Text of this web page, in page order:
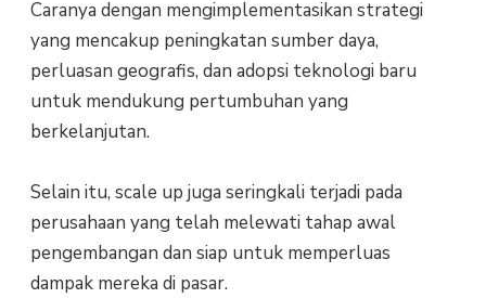
Caranya dengan mengimplementasikan strategi
yang mencakup peningkatan sumber daya,
perluasan geografis, dan adopsi teknologi baru
untuk mendukung pertumbuhan yang
berkelanjutan.
Selain itu, scale up juga seringkali terjadi pada
perusahaan yang telah melewati tahap awal
pengembangan dan siap untuk memperluas
dampak mereka di pasar.